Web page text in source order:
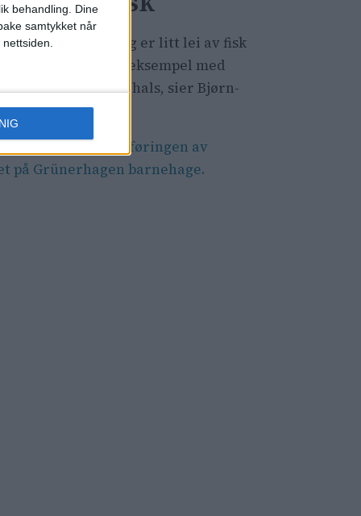
behandling. Dine
samtykket når
må innrømme at jeg er litt lei av fisk
jeg lager dem for eksempel med
eller slangehals, sier Bjørn-
ut videoen fra oppføringen av
på Grünerhagen barnehage.